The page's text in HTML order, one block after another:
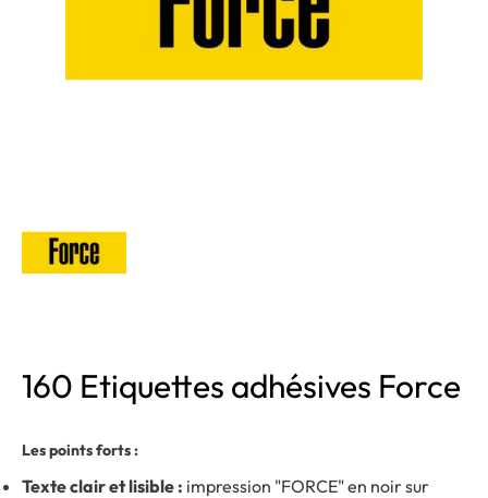
160 Etiquettes adhésives Force
Les points forts :
Texte clair et lisible : impression "FORCE" en noir sur